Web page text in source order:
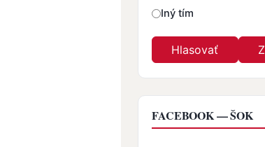
Iný tím
FACEBOOK — ŠOK